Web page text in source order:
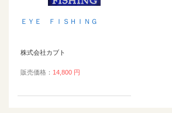
ＥＹＥ ＦＩＳＨＩＮＧ
株式会社カブト
販売価格： 14,800 円